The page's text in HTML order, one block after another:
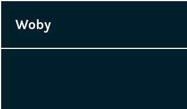
Woby